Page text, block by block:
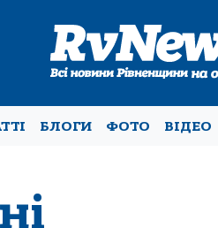
БЛОГИ ФОТО ВІДЕО